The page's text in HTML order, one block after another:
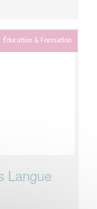
Éducation & Formation
Langue